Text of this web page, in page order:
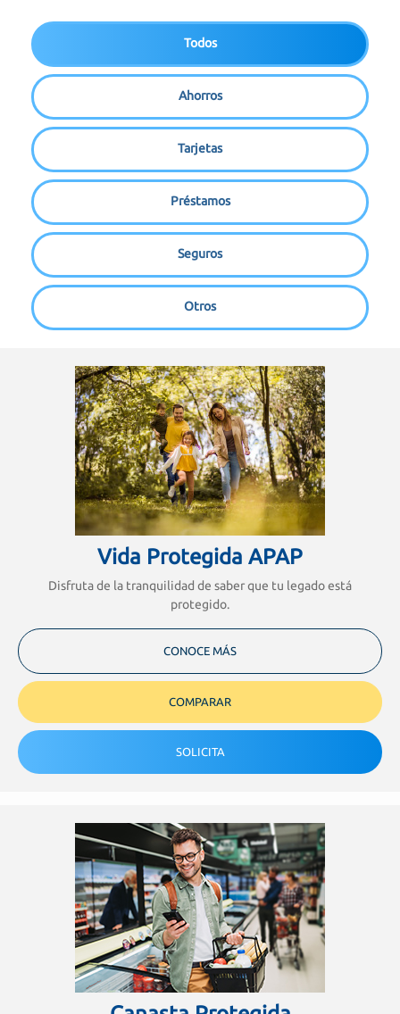
Todos
Ahorros
Tarjetas
Préstamos
Seguros
Otros
Vida Protegida APAP
Disfruta de la tranquilidad de saber que tu legado está
protegido.
CONOCE MÁS
COMPARAR
SOLICITA